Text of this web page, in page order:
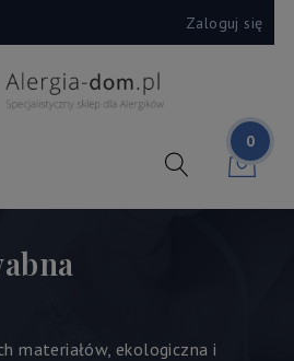
Zaloguj się
0
materiałów, ekologiczna i